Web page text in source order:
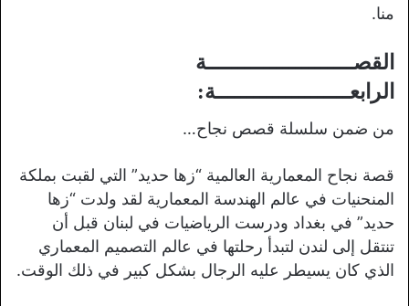
منا.
القصـــــــــــــــــــــــة
الرابعـــــــــــــــــــــة:
من ضمن سلسلة قصص نجاح…
قصة نجاح المعمارية العالمية “زها حديد” التي لقبت بملكة
المنحنيات في عالم الهندسة المعمارية لقد ولدت “زها
حديد” في بغداد ودرست الرياضيات في لبنان قبل أن
تنتقل إلى لندن لتبدأ رحلتها في عالم التصميم المعماري
الذي كان يسيطر عليه الرجال بشكل كبير في ذلك الوقت.